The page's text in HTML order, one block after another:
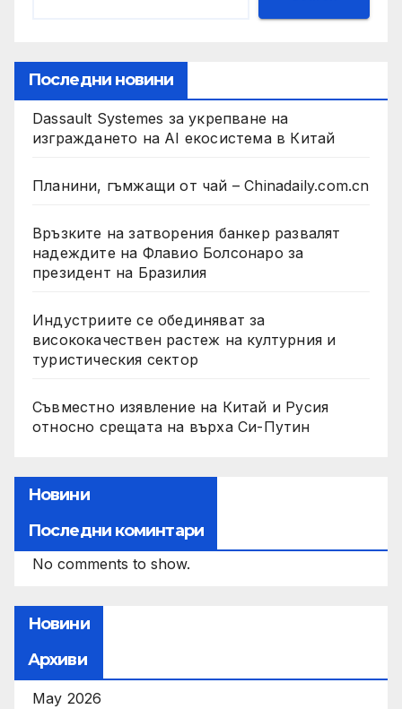
Последни новини
Dassault Systemes за укрепване на
изграждането на AI екосистема в Китай
Планини, гъмжащи от чай – Chinadaily.com.cn
Връзките на затворения банкер развалят
надеждите на Флавио Болсонаро за
президент на Бразилия
Индустриите се обединяват за
висококачествен растеж на културния и
туристическия сектор
Съвместно изявление на Китай и Русия
относно срещата на върха Си-Путин
Новини
Последни коминтари
No comments to show.
Новини
Архиви
May 2026